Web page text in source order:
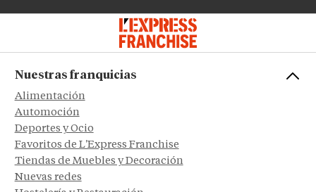
Nuestras franquicias
Alimentación
Automoción
Deportes y Ocio
Favoritos de L'Express Franchise
Tiendas de Muebles y Decoración
Nuevas redes